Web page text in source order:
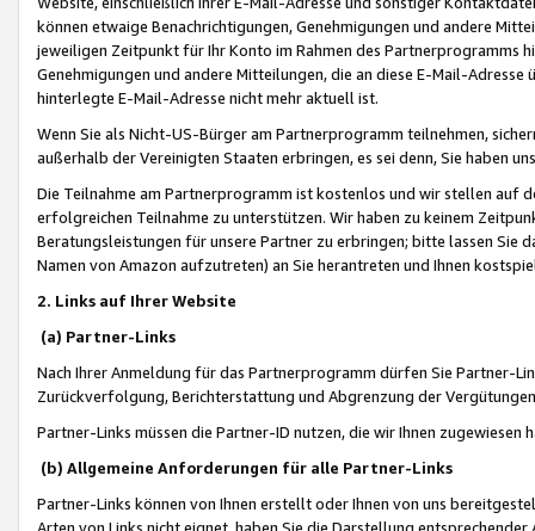
können etwaige Benachrichtigungen, Genehmigungen und andere
jeweiligen Zeitpunkt für Ihr Konto im Rahmen des Partnerprogramms
Genehmigungen und andere Mitteilungen, die an diese E-Mail-
hinterlegte E-Mail-Adresse nicht mehr aktuell ist.
Wenn Sie als Nicht-US-Bürger am Partnerprogramm teilnehmen,
außerhalb der Vereinigten Staaten erbringen, es sei denn, Sie haben
Die Teilnahme am Partnerprogramm ist kostenlos und wir stellen auf
erfolgreichen Teilnahme zu unterstützen. Wir haben zu keinem
Beratungsleistungen für unsere Partner zu erbringen; bitte lassen Sie
Namen von Amazon aufzutreten) an Sie herantreten und Ihnen
2. Links auf Ihrer Website
(a) Partner-Links
Nach Ihrer Anmeldung für das Partnerprogramm dürfen Sie Partner-
Zurückverfolgung, Berichterstattung und Abgrenzung der
Partner-Links müssen die Partner-ID nutzen, die wir Ihnen zugewiesen
(b) Allgemeine Anforderungen für alle Partner-Links
Partner-Links können von Ihnen erstellt oder Ihnen von uns
Arten von Links nicht eignet, haben Sie die Darstellung